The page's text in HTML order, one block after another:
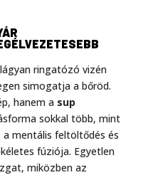
ringatózó vizén
simogatja a bőröd.
hanem a sup
sokkal több, mint
mentális feltöltődés és
fúziója. Egyetlen
miközben az